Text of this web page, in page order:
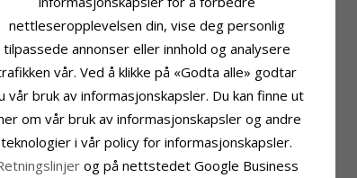
nettleseropplevelsen din, vise deg personlig
tilpassede annonser eller innhold og analysere
vår. Ved å klikke på «Godta alle» godtar
vår bruk av informasjonskapsler. Du kan finne ut
om vår bruk av informasjonskapsler og andre
teknologier i vår policy for informasjonskapsler.
og på nettstedet Google Business